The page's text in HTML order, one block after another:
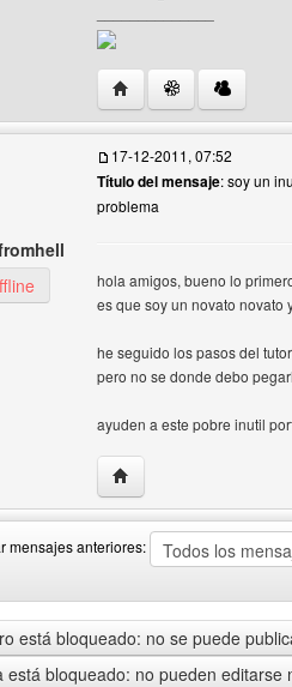
Visitar sitio web del
Ver perfil del usuario
17-12-2011, 07:52
Título del mensaje: soy un
problema
hola amigos, bueno lo
es que soy un novato novato
he seguido los pasos del
pero no se donde debo
ayuden a este pobre inutil
Visitar sitio web del
mensajes anteriores:
está bloqueado: no se puede
está bloqueado: no pueden editarse